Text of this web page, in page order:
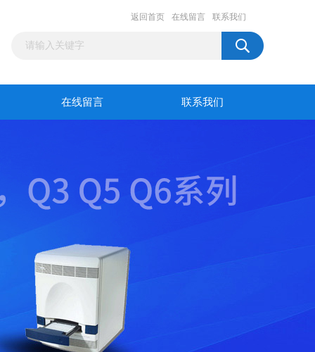
返回首页 在线留言 联系我们
在线留言 联系我们